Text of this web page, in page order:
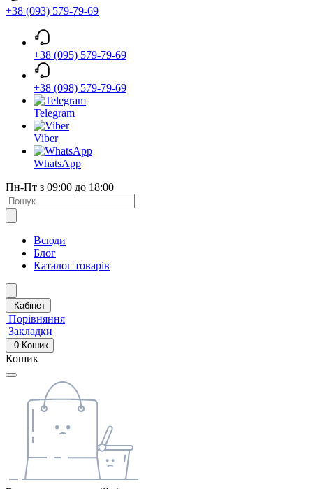
+38 (093) 579-79-69
+38 (095) 579-79-69
+38 (098) 579-79-69
Telegram
Viber
WhatsApp
Пн-Пт з 09:00 до 18:00
Всюди
Блог
Каталог товарів
Кабінет
Порівняння
Закладки
0 Кошик
Кошик